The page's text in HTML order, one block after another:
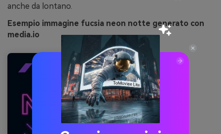
anche da lontano.
Esempio immagine fucsia neon notte generato con
media.io